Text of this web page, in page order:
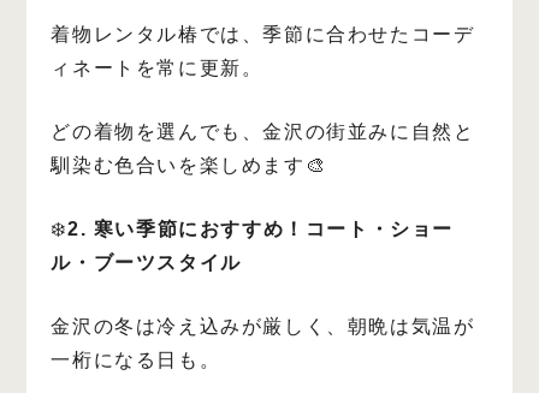
着物レンタル椿では、季節に合わせたコーデ
ィネートを常に更新。
どの着物を選んでも、金沢の街並みに自然と
馴染む色合いを楽しめます🎨
❄️2. 寒い季節におすすめ！コート・ショー
ル・ブーツスタイル
金沢の冬は冷え込みが厳しく、朝晩は気温が
一桁になる日も。